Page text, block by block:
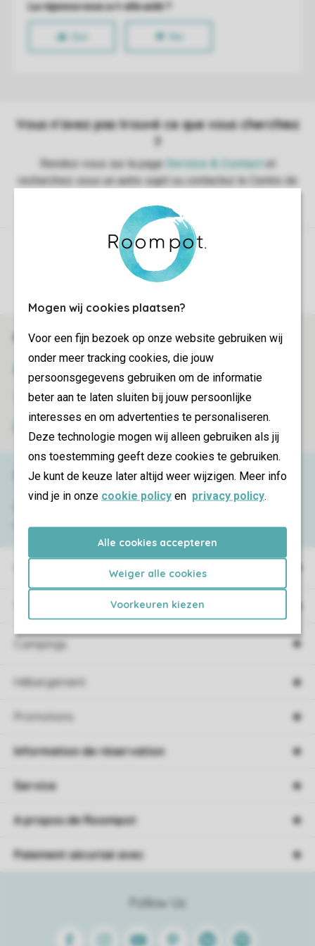
Mogen wij cookies plaatsen?
Voor een fijn bezoek op onze website gebruiken wij
onder meer tracking cookies, die jouw
persoonsgegevens gebruiken om de informatie
beter aan te laten sluiten bij jouw persoonlijke
interesses en om advertenties te personaliseren.
Deze technologie mogen wij alleen gebruiken als jij
ons toestemming geeft deze cookies te gebruiken.
Je kunt de keuze later altijd weer wijzigen. Meer info
vind je in onze cookie policy en privacy policy.
Alle cookies accepteren
Weiger alle cookies
Voorkeuren kiezen
Contrôle de votre propre vie privée
Plus d’infos et préférences
Réservations en ligne rapides et sécurisées
Transmission sécurisée des données
Villages de vacances
Campings
Hébergement
Promotions
Besoin d’aide ?
contactez notreContact Center.
Follow Us
FacebookInstagramYoutube PinterestLinkedinSpotify
Information de réservation
Service
A propos de Roompot
Paiement sécurisé avec